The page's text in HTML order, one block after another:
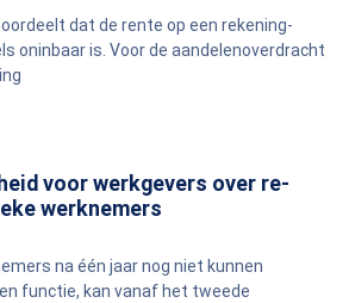
dat de rente op een rekening-
oninbaar is. Voor de aandelenoverdracht
voor werkgevers over re-
werknemers
na één jaar nog niet kunnen
functie, kan vanaf het tweede